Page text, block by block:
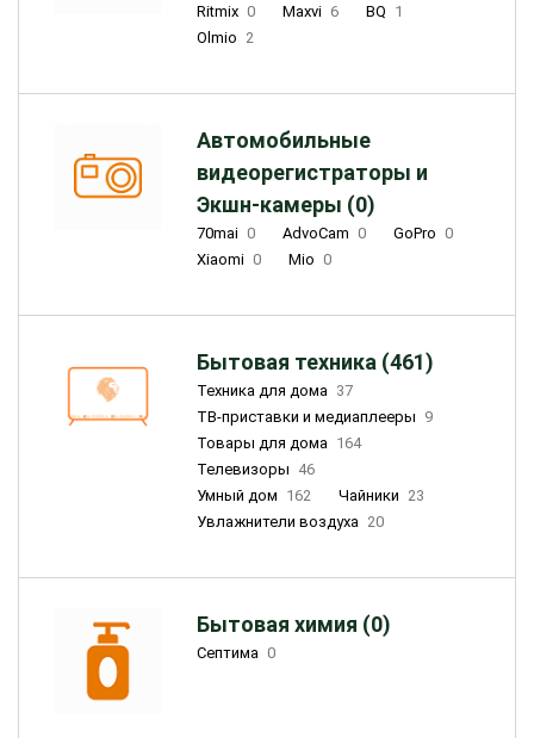
Ritmix 0 Maxvi 6 BQ 1
Olmio 2
Автомобильные
видеорегистраторы и
Экшн-камеры (0)
70mai 0 AdvoCam 0 GoPro 0
Xiaomi 0 Mio 0
Бытовая техника (461)
Техника для дома 37
ТВ-приставки и медиаплееры 9
Товары для дома 164
Телевизоры 46
Умный дом 162 Чайники 23
Увлажнители воздуха 20
Бытовая химия (0)
Септима 0